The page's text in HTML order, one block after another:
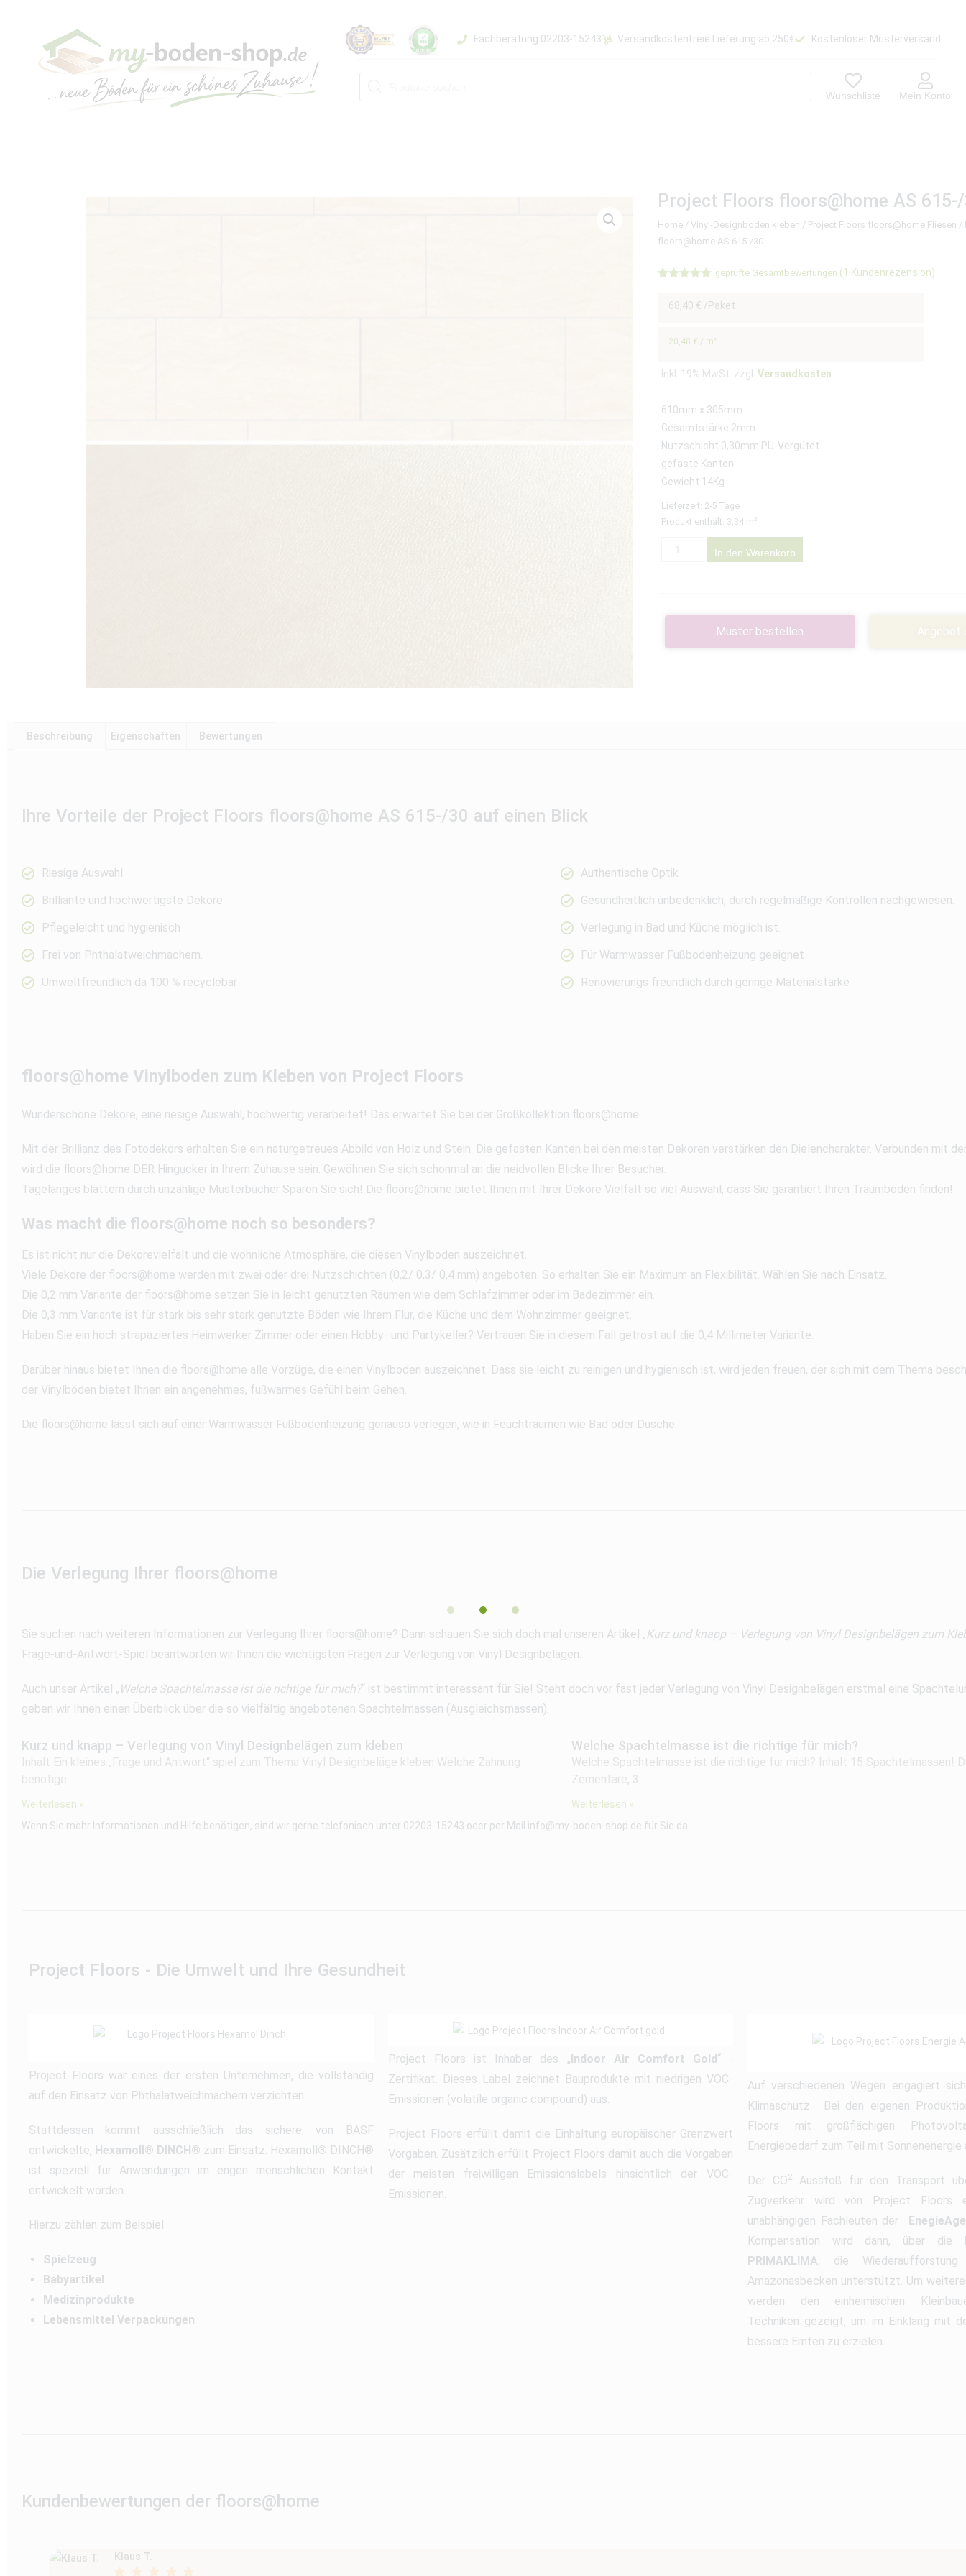
Fachberatung 02203-15243 Versandkostenfreie Lieferung ab 250€ Kostenloser Musterversand
Wunschliste Mein Konto
Project Floors floors@home AS
Home / Vinyl-Designboden kleben / Project Floors floors@home Fliesen /
floors@home AS 615-/30
von 5,
Kundenbewertung
geprüfte Gesamtbewertungen (1 Kundenrezension)
68,40 € /Paket
20,48 € / m²
Inkl. 19% MwSt. zzgl. Versandkosten
610mm x 305mm
Gesamtstärke 2mm
Nutzschicht 0,30mm PU-Vergütet
gefaste Kanten
Gewicht 14Kg
Lieferzeit: 2-5 Tage
Produkt enthält: 3,34 m²
In den Warenkorb
Muster bestellen Angebot
Beschreibung Eigenschaften Bewertungen
Ihre Vorteile der Project Floors floors@home AS 615-/30 auf einen Blick
Riesige Auswahl
Brilliante und hochwertigste Dekore
Pflegeleicht und hygienisch
Frei von Phthalatweichmachern.
Umweltfreundlich da 100 % recyclebar
Authentische Optik
Gesundheitlich unbedenklich, durch regelmäßige Kontrollen nachgewiesen.
Verlegung in Bad und Küche möglich ist.
Für Warmwasser Fußbodenheizung geeignet
Renovierungs freundlich durch geringe Materialstärke
floors@home Vinylboden zum Kleben von Project Floors
Wunderschöne Dekore, eine riesige Auswahl, hochwertig verarbeitet! Das erwartet Sie bei der Großkollektion floors@home.
Mit der Brillianz des Fotodekors erhalten Sie ein naturgetreues Abbild von Holz und Stein. Die gefasten Kanten bei den meisten Dekoren verstärken den Dielencharakter. Verbunden mit
wird die floors@home DER Hingucker in Ihrem Zuhause sein. Gewöhnen Sie sich schonmal an die neidvollen Blicke Ihrer Besucher.
Tagelanges blättern durch unzählige Musterbücher Sparen Sie sich! Die floors@home bietet Ihnen mit Ihrer Dekore Vielfalt so viel Auswahl, dass Sie garantiert Ihren Traumboden finden!
Was macht die floors@home noch so besonders?
Es ist nicht nur die Dekorevielfalt und die wohnliche Atmosphäre, die diesen Vinylboden auszeichnet.
Viele Dekore der floors@home werden mit zwei oder drei Nutzschichten (0,2/ 0,3/ 0,4 mm) angeboten. So erhalten Sie ein Maximum an Flexibilität. Wählen Sie nach Einsatz.
Die 0,2 mm Variante der floors@home setzen Sie in leicht genutzten Räumen wie dem Schlafzimmer oder im Badezimmer ein.
Die 0,3 mm Variante ist für stark bis sehr stark genutzte Böden wie Ihrem Flur, die Küche und dem Wohnzimmer geeignet.
Haben Sie ein hoch strapaziertes Heimwerker Zimmer oder einen Hobby- und Partykeller? Vertrauen Sie in diesem Fall getrost auf die 0,4 Millimeter Variante.
Darüber hinaus bietet Ihnen die floors@home alle Vorzüge, die einen Vinylboden auszeichnet. Dass sie leicht zu reinigen und hygienisch ist, wird jeden freuen, der sich mit dem Thema
der Vinylböden bietet Ihnen ein angenehmes, fußwarmes Gefühl beim Gehen.
Die floors@home lässt sich auf einer Warmwasser Fußbodenheizung genauso verlegen, wie in Feuchträumen wie Bad oder Dusche.
Die Verlegung Ihrer floors@home
Sie suchen nach weiteren Informationen zur Verlegung Ihrer floors@home? Dann schauen Sie sich doch mal unseren Artikel „Kurz und knapp – Verlegung von Vinyl Designbelägen zum
Frage-und-Antwort-Spiel beantworten wir Ihnen die wichtigsten Fragen zur Verlegung von Vinyl Designbelägen.
Auch unser Artikel „ Welche Spachtelmasse ist die richtige für mich?“ ist bestimmt interessant für Sie! Steht doch vor fast jeder Verlegung von Vinyl Designbelägen erstmal eine
geben wir Ihnen einen Überblick über die so vielfältig angebotenen Spachtelmassen (Ausgleichsmassen).
Kurz und knapp – Verlegung von Vinyl Designbelägen zum kleben
Inhalt Ein kleines „Frage und Antwort“ spiel zum Thema Vinyl Designbeläge kleben Welche Zahnung
benötige
Weiterlesen »
Welche Spachtelmasse ist die richtige für mich?
Welche Spachtelmasse ist die richtige für mich? Inhalt 15 Spachtelmassen!
Zementäre, 3
Weiterlesen »
Wenn Sie mehr Informationen und Hilfe benötigen, sind wir gerne telefonisch unter 02203-15243 oder per Mail info@my-boden-shop.de für Sie da.
Project Floors - Die Umwelt und Ihre Gesundheit
Project Floors war eines der ersten Unternehmen, die vollständig
auf den Einsatz von Phthalatweichmachern verzichten.
Stattdessen kommt ausschließlich das sichere, von BASF
entwickelte, Hexamoll® DINCH® zum Einsatz. Hexamoll® DINCH®
ist speziell für Anwendungen im engen menschlichen Kontakt
entwickelt worden.
Hierzu zählen zum Beispiel
Spielzeug
Babyartikel
Medizinprodukte
Lebensmittel Verpackungen
Project Floors ist Inhaber des „Indoor Air Comfort Gold“ -
Zertifikat. Dieses Label zeichnet Bauprodukte mit niedrigen VOC-
Emissionen (volatile organic compound) aus.
Project Floors erfüllt damit die Einhaltung europäischer Grenzwert
Vorgaben. Zusätzlich erfüllt Project Floors damit auch die Vorgaben
der meisten freiwilligen Emissionslabels hinsichtlich der VOC-
Emissionen.
Auf verschiedenen Wegen engagiert
Klimaschutz. Bei den eigenen
Floors mit großflächigen
Energiebedarf zum Teil mit
Der CO2
Ausstoß für den Transport
Zugverkehr wird von Project Floors
unabhängigen Fachleuten der
Kompensation wird dann, über die
PRIMAKLIMA, die
Amazonasbecken unterstützt. Um
werden den einheimischen
Techniken gezeigt, um im Einklang mit
bessere Ernten zu erzielen.
Kundenbewertungen der floors@home
Klaus T.
    